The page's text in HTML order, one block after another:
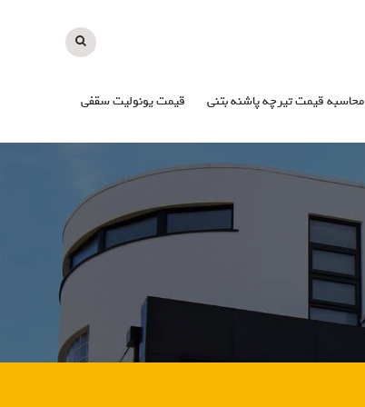
محاسبه قیمت تیرچه پاشنه بتنی قیمت یونولیت سقفی